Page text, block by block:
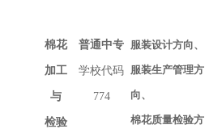
棉花
加工
与
检验
普通中专
学校代码
774
服装设计方向、
服装生产管理方
向、
棉花质量检验方